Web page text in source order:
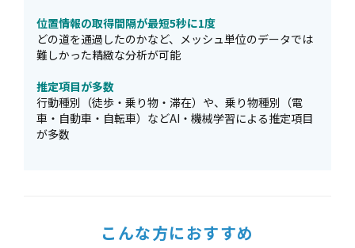
位置情報の取得間隔が最短5秒に1度
どの道を通過したのかなど、メッシュ単位のデータでは
難しかった精緻な分析が可能
推定項目が多数
行動種別（徒歩・乗り物・滞在）や、乗り物種別（電
車・自動車・自転車）などAI・機械学習による推定項目
が多数
こんな方におすすめ